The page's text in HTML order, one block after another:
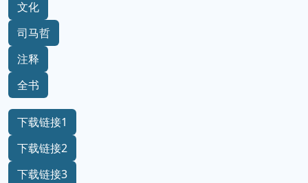
文化
司马哲
注释
全书
下载链接1
下载链接2
下载链接3